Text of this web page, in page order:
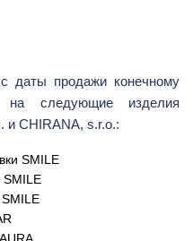
даты продажи конечному
на следующие изделия
и CHIRANA, s.r.o.:
SMILE
SMILE
SMILE